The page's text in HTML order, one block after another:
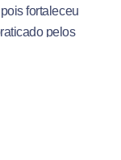
fortaleceu
pelos